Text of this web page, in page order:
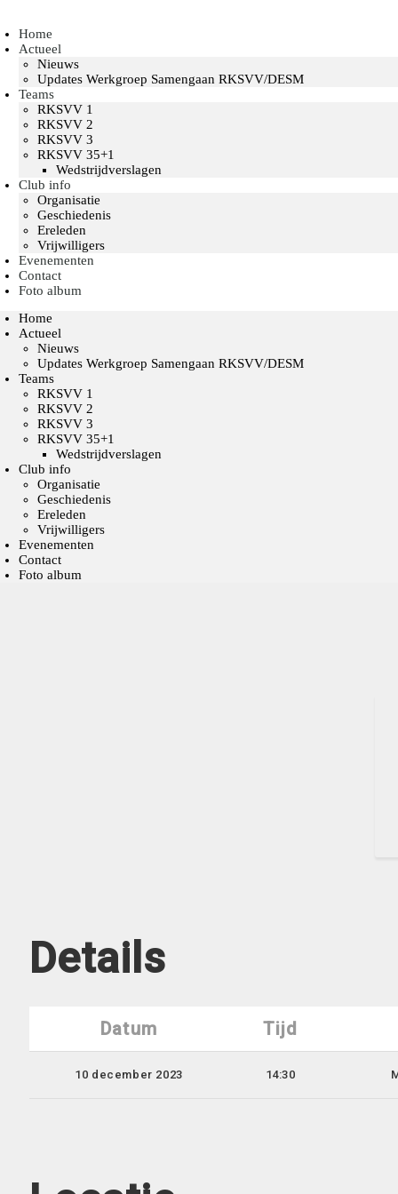
Home
Actueel
Nieuws
Updates Werkgroep Samengaan RKSVV/DESM
Teams
RKSVV 1
RKSVV 2
RKSVV 3
RKSVV 35+1
Wedstrijdverslagen
Club info
Organisatie
Geschiedenis
Ereleden
Vrijwilligers
Evenementen
Contact
Foto album
Home
Actueel
Nieuws
Updates Werkgroep Samengaan RKSVV/DESM
Teams
RKSVV 1
RKSVV 2
RKSVV 3
RKSVV 35+1
Wedstrijdverslagen
Club info
Organisatie
Geschiedenis
Ereleden
Vrijwilligers
Evenementen
Contact
Foto album
Details
Datum Tijd
10 december 2023 14:30